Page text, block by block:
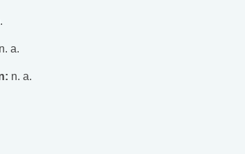
n. a.
n. a.